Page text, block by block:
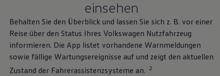
einsehen
Behalten Sie den Überblick und lassen Sie sich z. B. vor einer
Reise über den Status Ihres Volkswagen Nutzfahrzeug
informieren. Die App listet vorhandene Warnmeldungen
sowie fällige Wartungsereignisse auf und zeigt den aktuellen
Zustand der Fahrerassistenzsysteme an.
2